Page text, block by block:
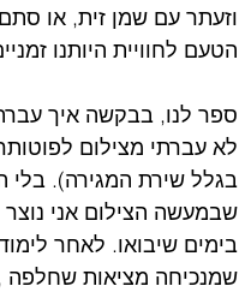
וזעתר עם שמן זית, או
הטעם לחוויית היותנו
ספר לנו, בבקשה איך
לא עברתי מצילום
בגלל שירת המגירה). בלי
שבמעשה הצילום אני
בימים שיבואו. לאחר
שמנכיחה מציאות שחלפה ,